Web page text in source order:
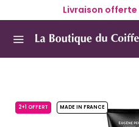
Livraison offerte
2+1 OFFERT MADE IN FRANCE